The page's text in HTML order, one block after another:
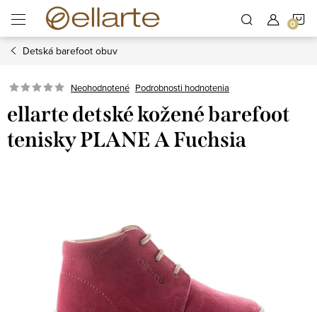
obsah
Detská barefoot obuv
Neohodnotené Podrobnosti hodnotenia
ellarte detské kožené barefoot
tenisky PLANE A Fuchsia